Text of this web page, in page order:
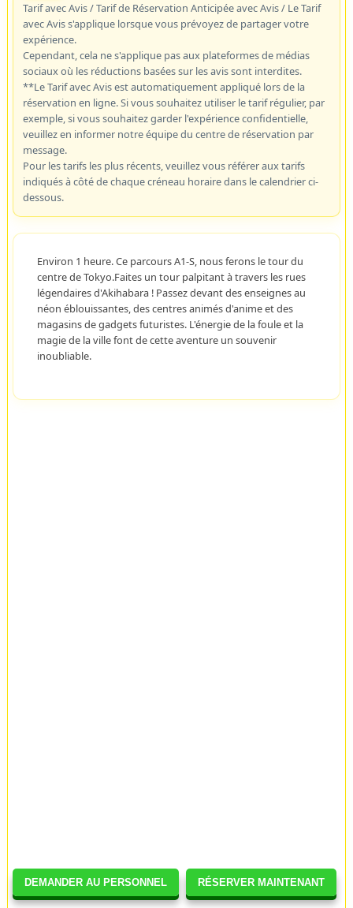
DEMANDER AU PERSONNEL RÉSERVER MAINTENANT
Tarif avec Avis / Tarif de Réservation Anticipée avec Avis / Le Tarif
avec Avis s'applique lorsque vous prévoyez de partager votre
expérience.
Cependant, cela ne s'applique pas aux plateformes de médias
sociaux où les réductions basées sur les avis sont interdites.
**Le Tarif avec Avis est automatiquement appliqué lors de la
réservation en ligne. Si vous souhaitez utiliser le tarif régulier, par
exemple, si vous souhaitez garder l'expérience confidentielle,
veuillez en informer notre équipe du centre de réservation par
message.
Pour les tarifs les plus récents, veuillez vous référer aux tarifs
indiqués à côté de chaque créneau horaire dans le calendrier ci-
dessous.
Environ 1 heure. Ce parcours A1-S, nous ferons le tour du
centre de Tokyo.Faites un tour palpitant à travers les rues
légendaires d'Akihabara ! Passez devant des enseignes au
néon éblouissantes, des centres animés d'anime et des
magasins de gadgets futuristes. L'énergie de la foule et la
magie de la ville font de cette aventure un souvenir
inoubliable.